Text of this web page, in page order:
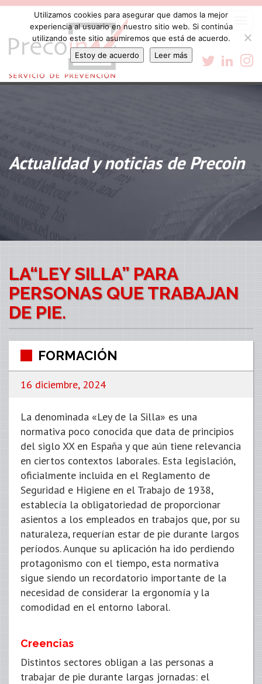
Actualidad y noticias de Precoin
LA“LEY SILLA” PARA
PERSONAS QUE TRABAJAN
DE PIE.
FORMACIÓN
16 diciembre, 2024
La denominada «Ley de la Silla» es una
normativa poco conocida que data de principios
del siglo XX en España y que aún tiene relevancia
en ciertos contextos laborales. Esta legislación,
oficialmente incluida en el Reglamento de
Seguridad e Higiene en el Trabajo de 1938,
establecía la obligatoriedad de proporcionar
asientos a los empleados en trabajos que, por su
naturaleza, requerían estar de pie durante largos
períodos. Aunque su aplicación ha ido perdiendo
protagonismo con el tiempo, esta normativa
sigue siendo un recordatorio importante de la
necesidad de considerar la ergonomía y la
comodidad en el entorno laboral.
Creencias
Distintos sectores obligan a las personas a
trabajar de pie durante largas jornadas: el
Utilizamos cookies para asegurar que damos la mejor
experiencia al usuario en nuestro sitio web. Si continúa
utilizando este sitio asumiremos que está de acuerdo.
Estoy de acuerdo
Leer más